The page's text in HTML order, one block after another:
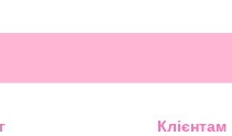
Клієнтам